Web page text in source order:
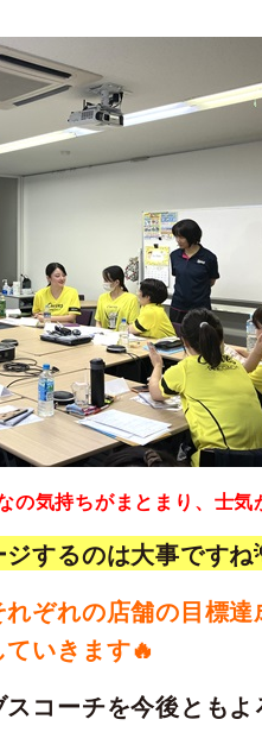
気持ちがまとまり、士気
するのは大事ですね
ぞれの店舗の目標
いきます🔥
コーチを今後ともよ